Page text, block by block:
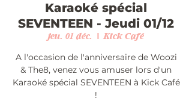
Karaoké spécial
SEVENTEEN - Jeudi 01/12
jeu. 01 déc.
  |
Kick Café
A l'occasion de l'anniversaire de Woozi
& The8, venez vous amuser lors d'un
Karaoké spécial SEVENTEEN à Kick Café
!